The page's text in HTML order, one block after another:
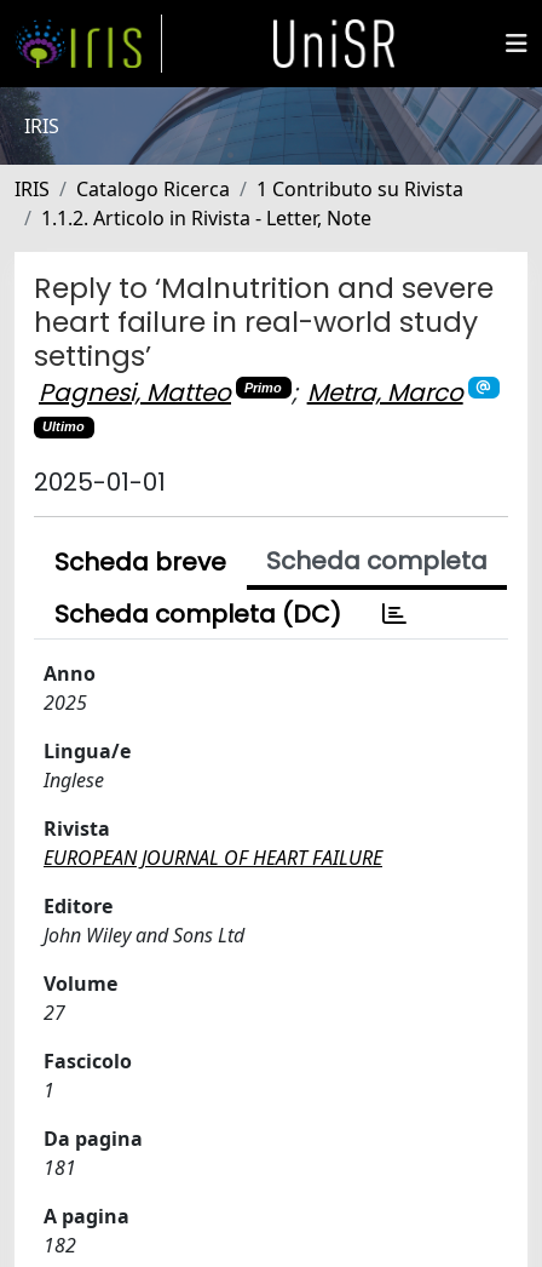
IRIS
IRIS Catalogo Ricerca
1 Contributo su Rivista
1.1.2. Articolo in Rivista - Letter, Note
Reply to ‘Malnutrition and severe
heart failure in real-world study
settings’
Pagnesi, Matteo Primo ; Metra, Marco
Ultimo
2025-01-01
Scheda breve
Scheda completa
Scheda completa (DC)
Anno
2025
Lingua/e
Inglese
Rivista
EUROPEAN JOURNAL OF HEART FAILURE
Editore
John Wiley and Sons Ltd
Volume
27
Fascicolo
1
Da pagina
181
A pagina
182